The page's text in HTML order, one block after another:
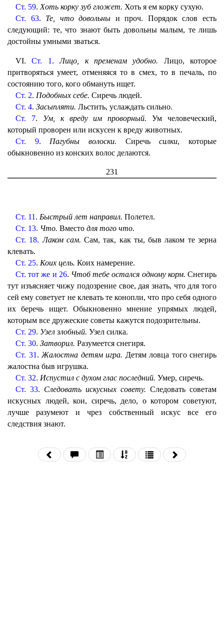
Ст. 59. Хоть корку зуб гложет. Хоть я ем корку сухую.
Ст. 63. Те, что довольны и проч. Порядок слов есть
следующий: те, что знают быть довольны малым, те лишь
достойны умными зваться.
VI.Ст. 1 .Лицо, к пременам удобно. Лицо, которое
притворяться умеет, отменяяся то в смех, то в печаль, по
состоянию того, кого обмануть ищет.
Ст. 2. Подобных себе. Сиречь людей.
Ст. 4. Засыпляти. Льстить, услаждать сильно.
Ст. 7. Ум, к вреду им проворный. Ум человеческий,
который проворен или искусен к вреду животных.
Ст. 9. Пагубны волоски. Сиречьсилки, которые
обыкновенно из конских волос делаются.
231
Ст. 11 . Быстрый лет направил. Полетел.
Ст. 13. Что. Вместо для того что.
Ст. 18.Лаком сам. Сам, так, как ты, быв лаком те зерна
клевать.
Ст. 25. Коих цель. Коих намерение.
Ст. тот же и 26. Чтоб тебе остался одному корм. Снегирь
тут изъясняет чижу подозрение свое, дая знать, что для того
сей ему советует не клевать те конопли, что про себя одного
их беречь ищет. Обыкновенно мнение упрямых людей,
которым все дружеские советы кажутся подозрительны.
Ст. 29. Узел злобный. Узел силка.
Ст. 30. Затворил. Разумеется снегиря.
Ст. 31 . Жалостна детям игра. Детям ловца того снегирь
жалостна быв игрушка.
Ст. 32. Испустил с духом глас последний. Умер, сиречь.
Ст. 33. Следовать искусных совету. Следовать советам
искусных людей, кои, сиречь, дело, о котором советуют,
лучше разумеют и чрез собственный искус все его
следствия знают.